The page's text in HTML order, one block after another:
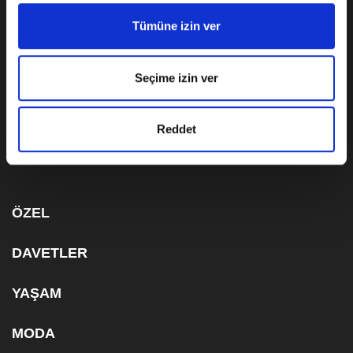
Tümüne izin ver
Seçime izin ver
Reddet
ÇEREZ BİLGİLENDİRME METNİ
ABONELİK
ÖZEL
DAVETLER
YAŞAM
MODA